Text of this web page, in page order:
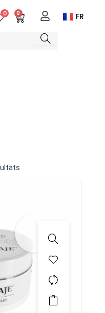
0 0 Cart FR
Ce
produit